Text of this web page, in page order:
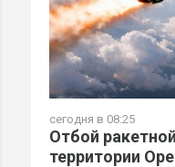
сегодня в 08:25
Отбой
территории